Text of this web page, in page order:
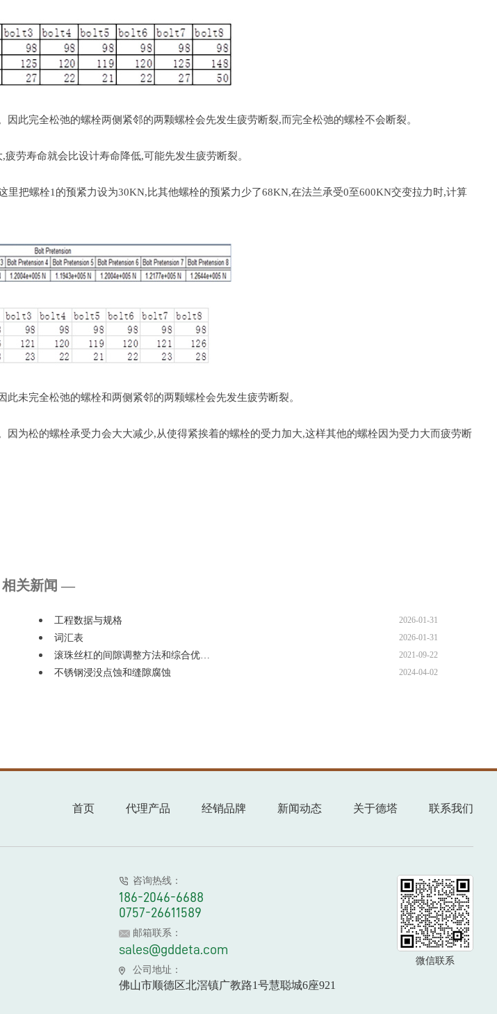
完全松弛的螺栓两侧紧邻的两颗螺栓会先发生疲劳断裂,而完全松弛的螺栓不会断裂。
寿命就会比设计寿命降低,可能先发生疲劳断裂。
螺栓1的预紧力设为30KN,比其他螺栓的预紧力少了68KN,在法兰承受0至600KN交变拉力时,计算
未完全松弛的螺栓和两侧紧邻的两颗螺栓会先发生疲劳断裂。
松的螺栓承受力会大大减少,从使得紧挨着的螺栓的受力加大,这样其他的螺栓因为受力大而疲劳断
关新闻 —
工程数据与规格 2026-01-31
词汇表 2026-01-31
滚珠丝杠的间隙调整方法和综合优… 2021-09-22
不锈钢浸没点蚀和缝隙腐蚀 2024-04-02
首页 代理产品 经销品牌 新闻动态 关于德塔 联系我们
咨询热线：
186-2046-6688
0757-26611589
邮箱联系：
sales@gddeta.com
公司地址：
佛山市顺德区北滘镇广教路1号慧聪城6座921
微信联系